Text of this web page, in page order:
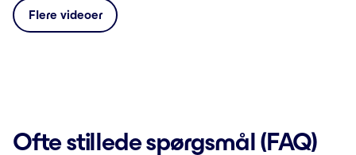
Flere videoer
Ofte stillede spørgsmål (FAQ)